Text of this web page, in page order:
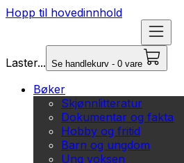
Hopp til hovedinnhold
Laster... Se handlekurv - 0 vare
Bøker
Skjønnlitteratur
Dokumentar og fakta
Hobby og fritid
Barn og ungdom
Ung voksen